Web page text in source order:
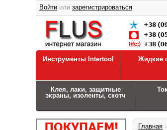
Войти или зарегистрироваться
Инструменты Intertool Жидкие
Клея, лаки, защитные
экраны, изоленты, скотч
Главная